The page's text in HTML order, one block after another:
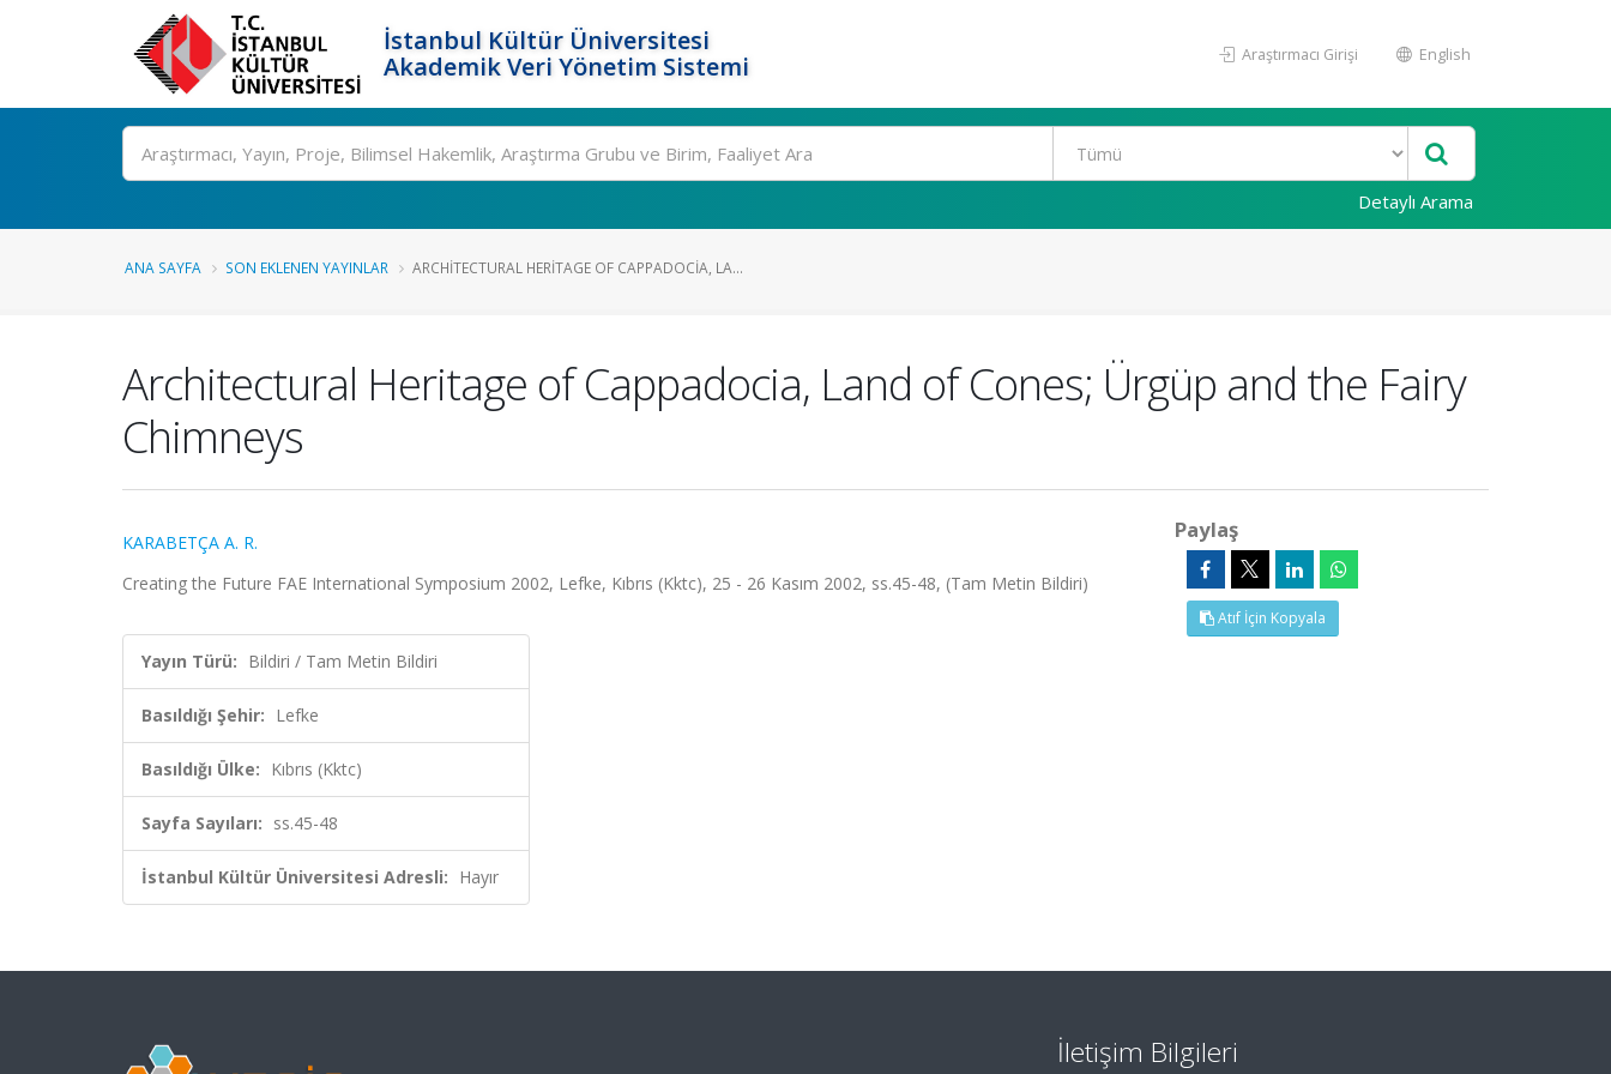
İstanbul Kültür Üniversitesi
Akademik Veri Yönetim Sistemi
Araştırmacı Girişi English
Ara
Detaylı Arama
ANA SAYFA SON EKLENEN YAYINLAR ARCHITECTURAL HERITAGE OF CAPPADOCIA, LA...
Architectural Heritage of Cappadocia, Land of Cones; Ürgüp and the Fairy
Chimneys
KARABETÇA A. R.
Creating the Future FAE International Symposium 2002, Lefke, Kıbrıs (Kktc), 25 - 26 Kasım 2002, ss.45-48, (Tam Metin Bildiri)
Yayın Türü: Bildiri / Tam Metin Bildiri
Basıldığı Şehir: Lefke
Basıldığı Ülke: Kıbrıs (Kktc)
Sayfa Sayıları: ss.45-48
İstanbul Kültür Üniversitesi Adresli: Hayır
Paylaş
Atıf İçin Kopyala
İletişim Bilgileri